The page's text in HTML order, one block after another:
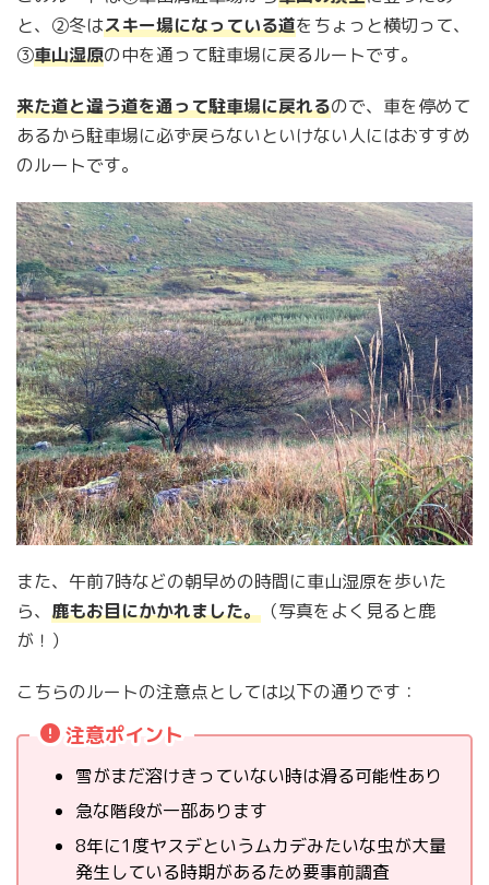
と、②冬はスキー場になっている道をちょっと横切って、
③車山湿原の中を通って駐車場に戻るルートです。
来た道と違う道を通って駐車場に戻れるので、車を停めて
あるから駐車場に必ず戻らないといけない人にはおすすめ
のルートです。
また、午前7時などの朝早めの時間に車山湿原を歩いた
ら、 鹿もお目にかかれました。 （写真をよく見ると鹿
が！）
こちらのルートの注意点としては以下の通りです：
注意ポイント
雪がまだ溶けきっていない時は滑る可能性あり
急な階段が一部あります
8年に1度ヤスデというムカデみたいな虫が大量
発生している時期があるため要事前調査